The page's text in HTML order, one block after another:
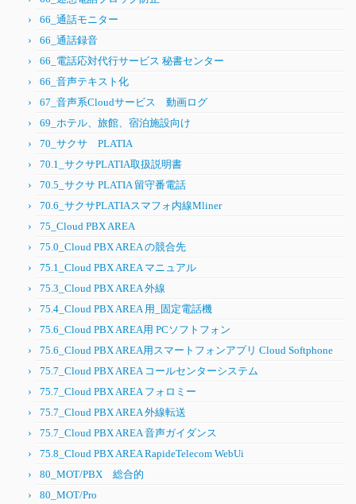
66_通話モニター
66_通話録音
66_電話応対代行サービス 秘書センター
66_音声テキスト化
67_音声系Cloudサービス 動画ログ
69_ホテル、旅館、宿泊施設向け
70_サクサ PLATIA
70.1_サクサPLATIA取扱説明書
70.5_サクサ PLATIA 留守番電話
70.6_サクサPLATIAスマフォ内線Mliner
75_Cloud PBX AREA
75.0_Cloud PBX AREA の競合先
75.1_Cloud PBX AREA マニュアル
75.3_Cloud PBX AREA 外線
75.4_Cloud PBX AREA 用_固定電話機
75.6_Cloud PBX AREA用 PCソフトフォン
75.6_Cloud PBX AREA用スマートフォンアプリ Cloud Softphone
75.7_Cloud PBX AREA コールセンターシステム
75.7_Cloud PBX AREA フォロミー
75.7_Cloud PBX AREA 外線転送
75.7_Cloud PBX AREA 音声ガイダンス
75.8_Cloud PBX AREA RapideTelecom WebUi
80_MOT/PBX 総合的
80_MOT/Pro